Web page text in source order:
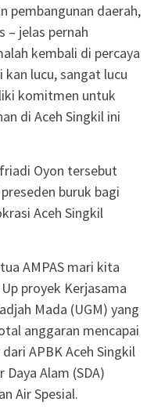
pembangunan daerah,
– jelas pernah
kembali di percaya
lucu, sangat lucu
komitmen untuk
di Aceh Singkil ini
Oyon tersebut
buruk bagi
Aceh Singkil
AMPAS mari kita
proyek Kerjasama
Mada (UGM) yang
anggaran mencapai
APBK Aceh Singkil
Alam (SDA)
Air Spesial.